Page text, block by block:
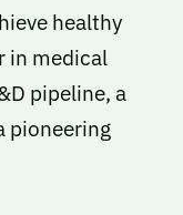
healthy
in medical
pipeline, a
pioneering